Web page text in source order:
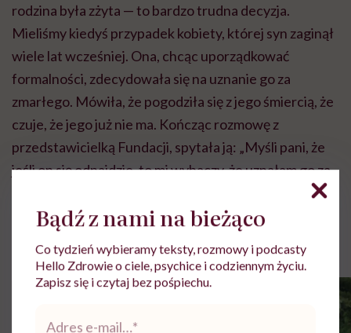
rodzina była zżyta — to bardzo trudna decyzja.
Mieliśmy kiedyś przypadek kobiety, której syn zaginął
wiele lat wcześniej. Ona, chcąc uporządkować
formalności, zdecydowała się na uznanie go za
zmarłego. Mówiła, że pogodziła się z jego śmiercią, że
czuje, że jego już nie ma. Kończąc rozmowę z
przedstawicielką Fundacji, spytała ją: „Myśli pani, że
jeśli on sięodnajdzie, to mi wybaczy,że uznałam go za
Rolki
Bądź z nami na bieżąco
Co tydzień wybieramy teksty, rozmowy i podcasty
Hello Zdrowie o ciele, psychice i codziennym życiu.
Zapisz się i czytaj bez pośpiechu.